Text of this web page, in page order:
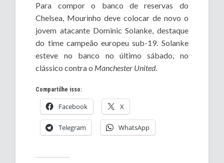
Para compor o banco de reservas do
Chelsea, Mourinho deve colocar de novo o
jovem atacante Dominic Solanke, destaque
do time campeão europeu sub-19. Solanke
esteve no banco no último sábado, no
clássico contra o Manchester United.
Compartilhe isso:
Facebook X
Telegram WhatsApp